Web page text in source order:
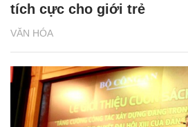
VĂN HÓA
tích cực cho giới trẻ